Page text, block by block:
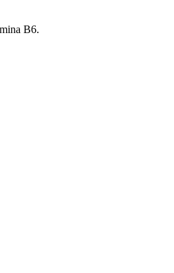
B6.